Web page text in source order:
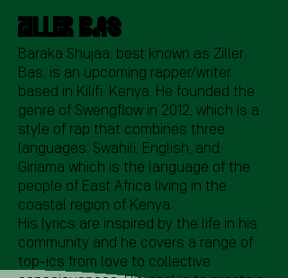
ZILLER BAS
Baraka Shujaa, best known as Ziller
Bas, is an upcoming rapper/writer
based in Kilifi, Kenya. He founded the
genre of Swengflow in 2012, which is a
style of rap that combines three
languages: Swahili, English, and
Giriama which is the language of the
people of East Africa living in the
coastal region of Kenya.
His lyrics are inspired by the life in his
community and he covers a range of
top-ics from love to collective